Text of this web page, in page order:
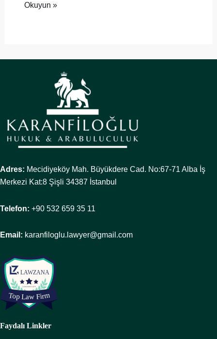
Okuyun »
Adres: Mecidiyeköy Mah. Büyükdere Cad. No:67-71 Alba İş
Merkezi Kat:8 Şişli 34387 İstanbul
Telefon: +90 532 659 35 11
Email: karanfiloglu.lawyer@gmail.com
Faydalı Linkler